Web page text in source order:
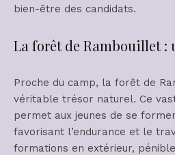
bien-être des candidats.
La forêt de Rambouillet :
Proche du camp, la forêt de
véritable trésor naturel. Ce
permet aux jeunes de se
favorisant l’endurance et le
formations en extérieur,